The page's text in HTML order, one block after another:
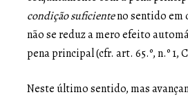
condição suficienteno sentido em
não se reduz a mero efeito
pena principal (cfr. art. 65.º, n.º 1,
Neste último sentido, mas